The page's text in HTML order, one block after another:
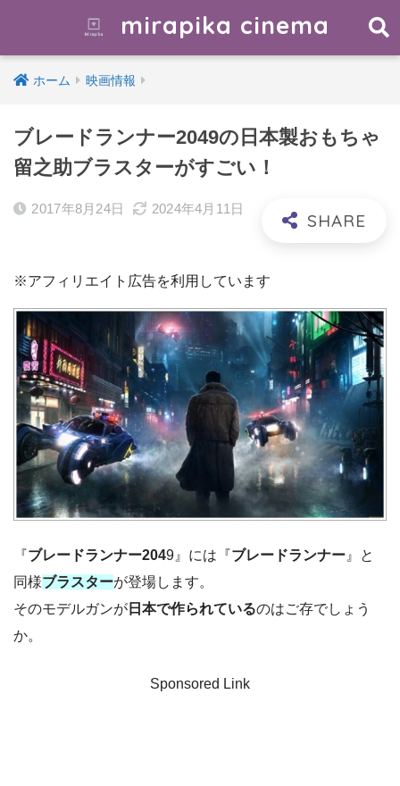
mirapika cinema
ホーム 映画情報
ブレードランナー2049の日本製おもちゃ
留之助ブラスターがすごい！
2017年8月24日 2024年4月11日
※アフィリエイト広告を利用しています
『 ブレードランナー2049』には『 ブレードランナー』と
同様ブラスターが登場します。
そのモデルガンが 日本で作られているのはご存でしょう
か。
Sponsored Link